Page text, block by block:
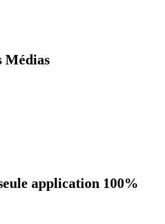
Médias
application 100%